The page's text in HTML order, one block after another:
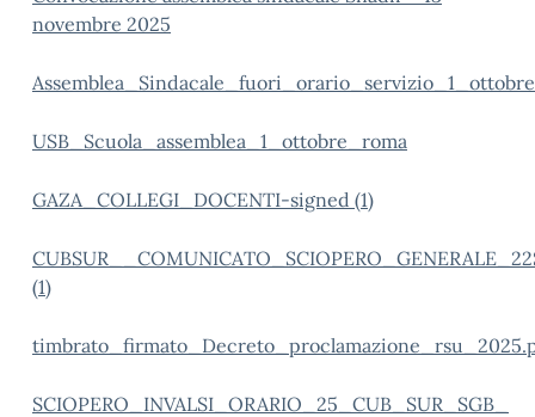
novembre 2025
USB_Scuola_assemblea_1_ottobre_roma
GAZA_COLLEGI_DOCENTI-signed (1)
(1)
SCIOPERO_INVALSI_ORARIO_25_CUB_SUR_SGB_